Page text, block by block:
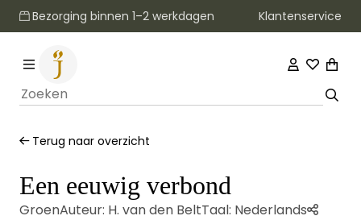
Bezorging binnen 1–2 werkdagen Klantenservice
Terug naar overzicht
Een eeuwig verbond
GroenAuteur: H. van den BeltTaal: Nederlands